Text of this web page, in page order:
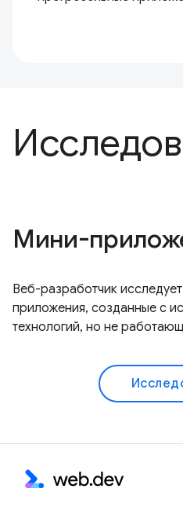
Мини-
Веб-разработчик
приложения, созданные с
технологий, но не